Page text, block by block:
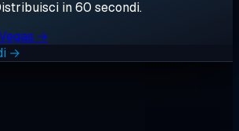
in 60 secondi.
→
→